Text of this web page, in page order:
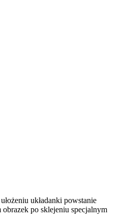
układanki powstanie
po sklejeniu specjalnym